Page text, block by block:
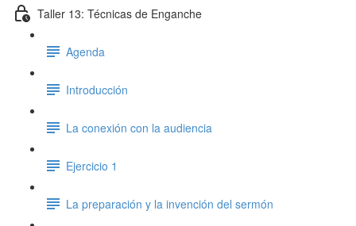
Taller 13: Técnicas de Enganche
Agenda
Introducción
La conexión con la audiencia
Ejercicio 1
La preparación y la invención del sermón